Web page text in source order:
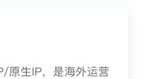
原生IP，是海外运营